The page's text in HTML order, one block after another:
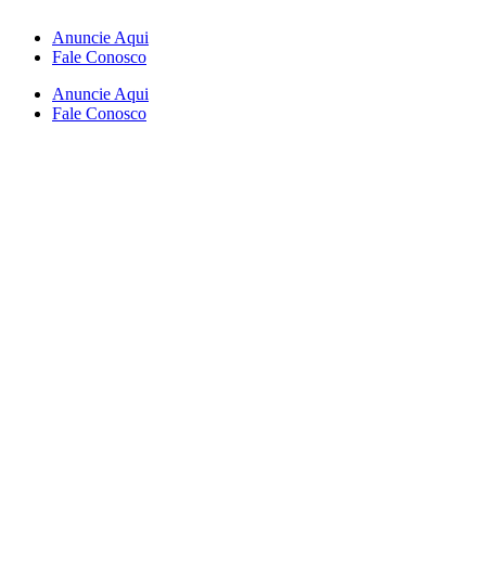
Anuncie Aqui
Fale Conosco
Anuncie Aqui
Fale Conosco